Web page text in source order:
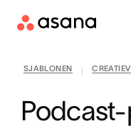
Contact
SJABLONEN